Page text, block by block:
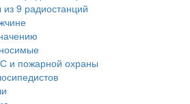
9 радиостанций
и пожарной охраны